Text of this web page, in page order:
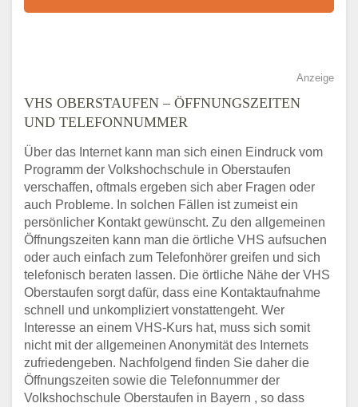
Anzeige
VHS OBERSTAUFEN – ÖFFNUNGSZEITEN
UND TELEFONNUMMER
Über das Internet kann man sich einen Eindruck vom
Programm der Volkshochschule in Oberstaufen
verschaffen, oftmals ergeben sich aber Fragen oder
auch Probleme. In solchen Fällen ist zumeist ein
persönlicher Kontakt gewünscht. Zu den allgemeinen
Öffnungszeiten kann man die örtliche VHS aufsuchen
oder auch einfach zum Telefonhörer greifen und sich
telefonisch beraten lassen. Die örtliche Nähe der VHS
Oberstaufen sorgt dafür, dass eine Kontaktaufnahme
schnell und unkompliziert vonstattengeht. Wer
Interesse an einem VHS-Kurs hat, muss sich somit
nicht mit der allgemeinen Anonymität des Internets
zufriedengeben. Nachfolgend finden Sie daher die
Öffnungszeiten sowie die Telefonnummer der
Volkshochschule Oberstaufen in Bayern , so dass